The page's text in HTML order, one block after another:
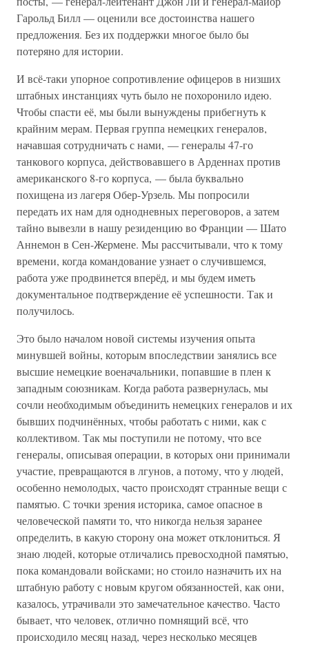
Гарольд Билл — оценили все достоинства нашего
предложения. Без их поддержки многое было бы
потеряно для истории.
И всё-таки упорное сопротивление офицеров в низших
штабных инстанциях чуть было не похоронило идею.
Чтобы спасти её, мы были вынуждены прибегнуть к
крайним мерам. Первая группа немецких генералов,
начавшая сотрудничать с нами, — генералы 47-го
танкового корпуса, действовавшего в Арденнах против
американского 8-го корпуса, — была буквально
похищена из лагеря Обер-Урзель. Мы попросили
передать их нам для однодневных переговоров, а затем
тайно вывезли в нашу резиденцию во Франции — Шато
Аннемон в Сен-Жермене. Мы рассчитывали, что к тому
времени, когда командование узнает о случившемся,
работа уже продвинется вперёд, и мы будем иметь
документальное подтверждение её успешности. Так и
получилось.
Это было началом новой системы изучения опыта
минувшей войны, которым впоследствии занялись все
высшие немецкие военачальники, попавшие в плен к
западным союзникам. Когда работа развернулась, мы
сочли необходимым объединить немецких генералов и их
бывших подчинённых, чтобы работать с ними, как с
коллективом. Так мы поступили не потому, что все
генералы, описывая операции, в которых они принимали
участие, превращаются в лгунов, а потому, что у людей,
особенно немолодых, часто происходят странные вещи с
памятью. С точки зрения историка, самое опасное в
человеческой памяти то, что никогда нельзя заранее
определить, в какую сторону она может отклониться. Я
знаю людей, которые отличались превосходной памятью,
пока командовали войсками; но стоило назначить их на
штабную работу с новым кругом обязанностей, как они,
казалось, утрачивали это замечательное качество. Часто
бывает, что человек, отлично помнящий всё, что
происходило месяц назад, через несколько месяцев